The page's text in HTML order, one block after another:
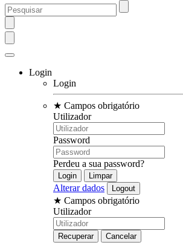
Login
Login
★ Campos obrigatório
Utilizador
Password
Perdeu a sua password?
Alterar dados
★ Campos obrigatório
Utilizador